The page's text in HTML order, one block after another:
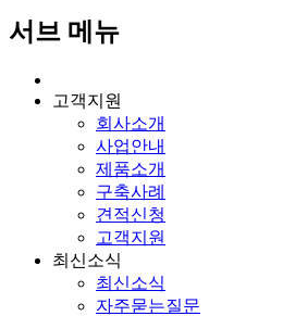
서브 메뉴
고객지원
회사소개
사업안내
제품소개
구축사례
견적신청
고객지원
최신소식
최신소식
자주묻는질문